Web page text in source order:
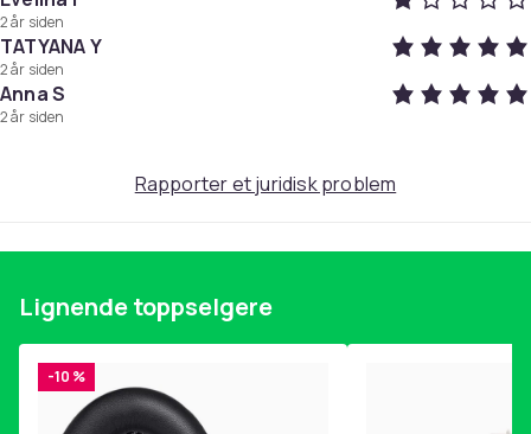
2 år siden
TATYANA Y
2 år siden
Anna S
2 år siden
Rapporter et juridisk problem
Lignende toppselgere
-10 %